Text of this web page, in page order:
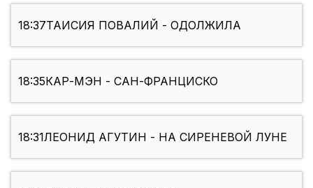
18:37ТАИСИЯ ПОВАЛИЙ - ОДОЛЖИЛА
18:35КАР-МЭН - САН-ФРАНЦИСКО
18:31ЛЕОНИД АГУТИН - НА СИРЕНЕВОЙ ЛУНЕ